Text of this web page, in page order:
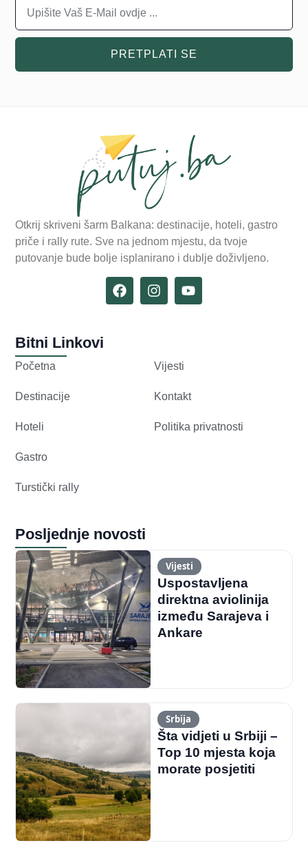
PRETPLATI SE
Otkrij skriveni šarm Balkana: destinacije, hoteli, gastro
priče i rally rute. Sve na jednom mjestu, da tvoje
putovanje bude bolje isplanirano i dublje doživljeno.
Bitni Linkovi
Početna
Destinacije
Hoteli
Gastro
Turstički rally
Vijesti
Kontakt
Politika privatnosti
Posljednje novosti
Vijesti
Uspostavljena
direktna aviolinija
između Sarajeva i
Ankare
Srbija
Šta vidjeti u Srbiji –
Top 10 mjesta koja
morate posjetiti